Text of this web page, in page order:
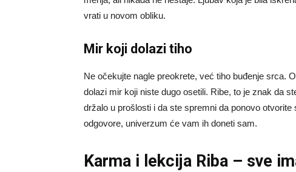
vrati u novom obliku.
Mir koji dolazi tiho
Ne očekujte nagle preokrete, već tiho buđenje srca.
dolazi mir koji niste dugo osetili. Ribe, to je znak da
držalo u prošlosti i da ste spremni da ponovo
odgovore, univerzum će vam ih doneti sam.
Karma i lekcija Riba – sve